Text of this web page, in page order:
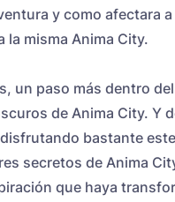
y como afectara
la misma Anima City.
un paso más dentro
de Anima City. Y
bastante
secretos de Anima
que haya